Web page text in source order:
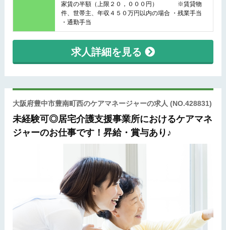
家賃の半額（上限２０，０００円） ※賃貸物
件、世帯主、年収４５０万円以内の場合 ・残業手当
・通勤手当
求人詳細を見る
大阪府豊中市豊南町西のケアマネージャーの求人 (NO.428831)
未経験可◎居宅介護支援事業所におけるケアマネ
ジャーのお仕事です！昇給・賞与あり♪